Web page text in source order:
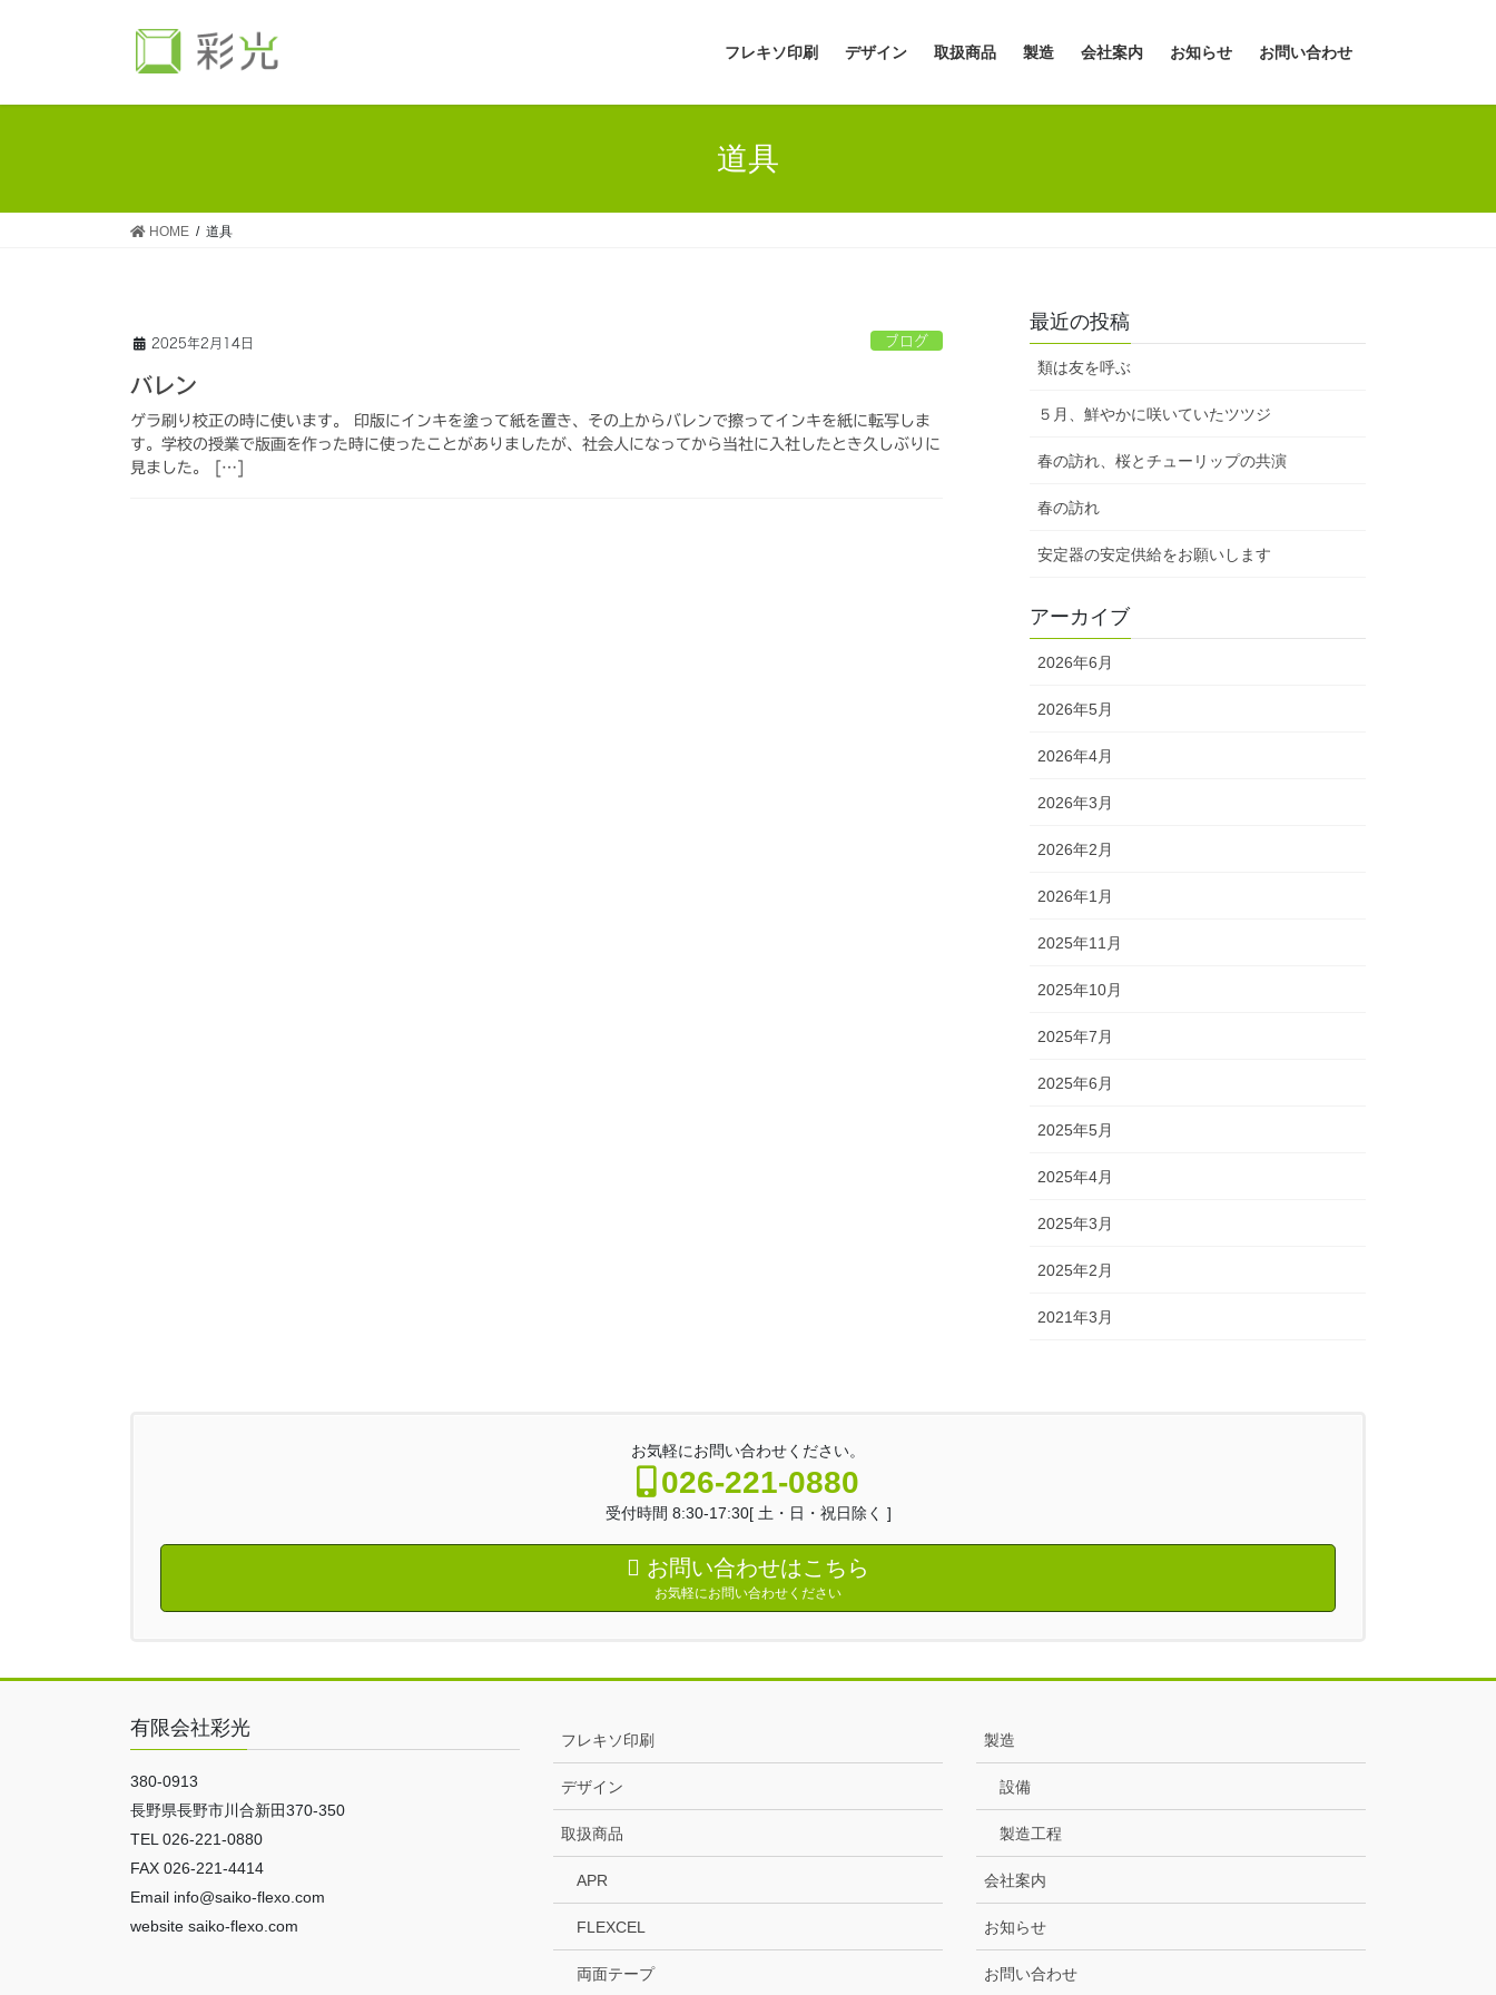
フレキソ印刷 デザイン 取扱商品 製造 会社案内 お知らせ お問い合わせ
道具
HOME 道具
2025年2月14日 ブログ
バレン
ゲラ刷り校正の時に使います。 印版にインキを塗って紙を置き、その上からバレンで擦ってインキを紙に転写しま
す。学校の授業で版画を作った時に使ったことがありましたが、社会人になってから当社に入社したとき久しぶりに
見ました。 […]
最近の投稿
類は友を呼ぶ
５月、鮮やかに咲いていたツツジ
春の訪れ、桜とチューリップの共演
春の訪れ
安定器の安定供給をお願いします
アーカイブ
2026年6月
2026年5月
2026年4月
2026年3月
2026年2月
2026年1月
2025年11月
2025年10月
2025年7月
2025年6月
2025年5月
2025年4月
2025年3月
2025年2月
2021年3月
お気軽にお問い合わせください。
026-221-0880
受付時間 8:30-17:30[ 土・日・祝日除く ]
お問い合わせはこちら
お気軽にお問い合わせください
有限会社彩光
380-0913
長野県長野市川合新田370-350
TEL 026-221-0880
FAX 026-221-4414
Email info@saiko-flexo.com
website saiko-flexo.com
フレキソ印刷
デザイン
取扱商品
APR
FLEXCEL
両面テープ
製造
設備
製造工程
会社案内
お知らせ
お問い合わせ